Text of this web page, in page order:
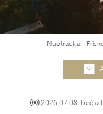
Nuotrauka:
2026-07-08